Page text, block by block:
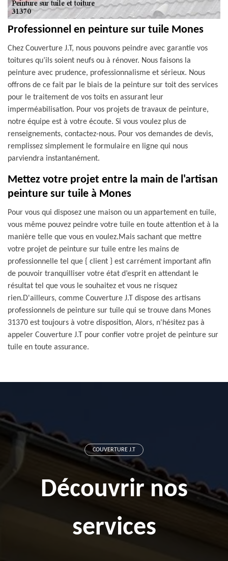
Professionnel en peinture sur tuile Mones
Chez Couverture J.T, nous pouvons peindre avec garantie vos
toitures qu’ils soient neufs ou à rénover. Nous faisons la
peinture avec prudence, professionnalisme et sérieux. Nous
offrons de ce fait par le biais de la peinture sur toit des services
pour le traitement de vos toits en assurant leur
imperméabilisation. Pour vos projets de travaux de peinture,
notre équipe est à votre écoute. Si vous voulez plus de
renseignements, contactez-nous. Pour vos demandes de devis,
remplissez simplement le formulaire en ligne qui nous
parviendra instantanément.
Mettez votre projet entre la main de l'artisan
peinture sur tuile à Mones
Pour vous qui disposez une maison ou un appartement en tuile,
vous même pouvez peindre votre tuile en toute attention et à la
manière telle que vous en voulez.Mais sachant que mettre
votre projet de peinture sur tuile entre les mains de
professionnelle tel que { client } est carrément important afin
de pouvoir tranquilliser votre état d’esprit en attendant le
résultat tel que vous le souhaitez et vous ne risquez
rien.D'ailleurs, comme Couverture J.T dispose des artisans
professionnels de peinture sur tuile qui se trouve dans Mones
31370 est toujours à votre disposition, Alors, n'hésitez pas à
appeler Couverture J.T pour confier votre projet de peinture sur
tuile en toute assurance.
COUVERTURE J.T
Découvrir nos
services